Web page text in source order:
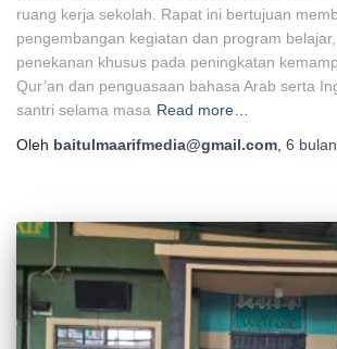
ruang kerja sekolah. Rapat ini bertujuan
pengembangan kegiatan dan program
penekanan khusus pada peningkatan
Qur’an dan penguasaan bahasa Arab serta
santri selama masa Read more…
Oleh baitulmaarifmedia@gmail.com 6 bulan